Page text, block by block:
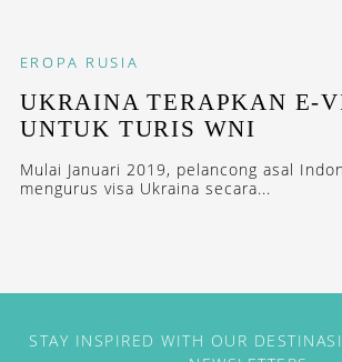
EROPA RUSIA
UKRAINA TERAPKAN E-
UNTUK TURIS WNI
Mulai Januari 2019, pelancong asal
mengurus visa Ukraina secara...
STAY INSPIRED WITH OUR